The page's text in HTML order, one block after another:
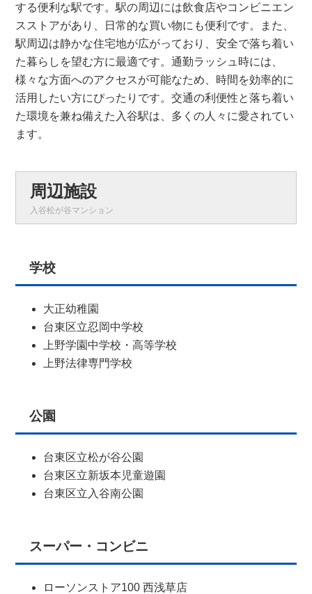
する便利な駅です。駅の周辺には飲食店やコンビニエン
スストアがあり、日常的な買い物にも便利です。また、
駅周辺は静かな住宅地が広がっており、安全で落ち着い
た暮らしを望む方に最適です。通勤ラッシュ時には、
様々な方面へのアクセスが可能なため、時間を効率的に
活用したい方にぴったりです。交通の利便性と落ち着い
た環境を兼ね備えた入谷駅は、多くの人々に愛されてい
ます。
周辺施設
入谷松が谷マンション
学校
大正幼稚園
台東区立忍岡中学校
上野学園中学校・高等学校
上野法律専門学校
公園
台東区立松が谷公園
台東区立新坂本児童遊園
台東区立入谷南公園
スーパー・コンビニ
ローソンストア100 西浅草店